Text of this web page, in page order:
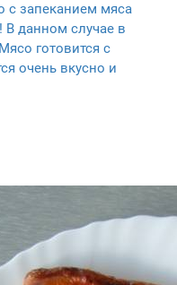
с запеканием мяса
В данном случае в
готовится с
очень вкусно и